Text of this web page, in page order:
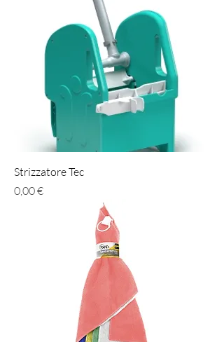
Strizzatore Tec
Prezzo
0,00 €